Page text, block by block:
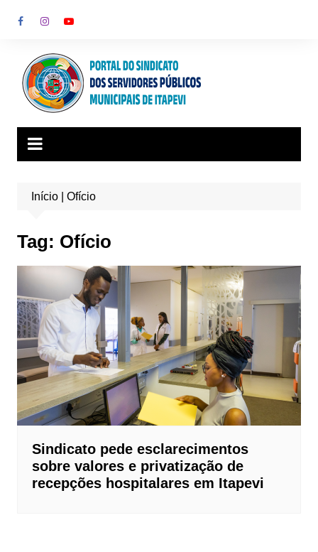
para
conteúdo
Início| Ofício
Tag: Ofício
Sindicato pede esclarecimentos
sobre valores e privatização de
recepções hospitalares em Itapevi